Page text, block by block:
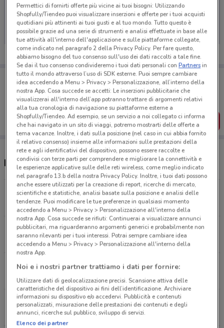
Ci dispiace, al momento non abbiamo pubblicato
volantini nella tua zona. Riprova più tardi.
Porta DoveConviene sempre con te!
Puoi trovare le migliori offerte dei negozi vicino a te,
salvarle e creare la tua lista del risparmio, comodamente
dal tuo cellulare.
SCARICA L’APP
Negozi LiberaMente a Chieti
Via Lucio Camarra, 1 Chieti
690 m
APERTO
Via Della Liberazione, 80 Chieti
930 m
APERTO
Viale Maiella Chieti
1.5 km
APERTO
Via Colonnetta, 343 Chieti Scalo
1.5 km
APERTO
Permettici di fornirti offerte più vicine ai tuoi bisogni: Utilizzando
Shopfully/Tiendeo puoi visualizzare inserzioni e offerte per i tuoi acquisti
quotidiani più attinenti ai tuoi gusti e al tuo mondo. Tutto questo è
possibile grazie ad una serie di strumenti e analisi effettuate in base alle
tue attività all'interno dell'applicazione e sulle piattaforme collegate,
come indicato nel paragrafo 2 della Privacy Policy. Per fare questo,
abbiamo bisogno del tuo consenso sull'uso dei dati raccolti a tale fine.
Se dai il tuo consenso condivideremo i tuoi dati personali conPartnersin
tutto il mondo attraverso l’uso di SDK esterne. Puoi sempre cambiare
idea accedendo a Menu > Privacy > Personalizzazione, all’interno della
nostra App. Cosa succede se accetti: Le inserzioni pubblicitarie che
visualizzerai all'interno dell’app potranno trattare di argomenti relativi
alla tua cronologia di navigazione su piattaforme esterne a
Shopfully/Tiendeo. Ad esempio, se un servizio a noi collegato ci informa
che hai navigato in un sito di viaggi, potremo mostrarti delle offerte a
tema vacanze. Inoltre, i dati sulla posizione (nel caso in cui abbia fornito
il relativo consenso) insieme alle informazioni sulle prestazioni della
rete e agli identificativi del dispositivo, possono essere raccolte e
condivisi con terze parti per comprendere e migliorare la connettività e
le esperienze applicative sulle delle reti wireless, come meglio indicato
nel paragrafo 13.b della nostra Privacy Policy. Inoltre, i tuoi dati possono
anche essere utilizzati per la creazione di report, ricerche di mercato,
scientifiche e statistiche, analisi basate sulla posizione e analisi delle
tendenze. Puoi modificare le tue preferenze in qualsiasi momento
accedendo a Menu > Privacy > Personalizzazione all'interno della
nostra App. Cosa succede se rifiuti: Continuerai a visualizzare annunci
pubblicitari, ma riguarderanno argomenti generici e probabilmente non
saranno rilevanti per i tuoi interessi. Potrai sempre cambiare idea
accedendo a Menu > Privacy > Personalizzazione all'interno della
nostra App.
Noi e i nostri partner trattiamo i dati per fornire:
Utilizzare dati di geolocalizzazione precisi. Scansione attiva delle
caratteristiche del dispositivo ai fini dell’identificazione. Archiviare
informazioni su dispositivo e/o accedervi. Pubblicità e contenuti
personalizzati, misurazione delle prestazioni dei contenuti e degli
annunci, ricerche sul pubblico, sviluppo di servizi.
Elenco dei partner